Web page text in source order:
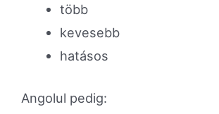
több
kevesebb
hatásos
Angolul pedig: